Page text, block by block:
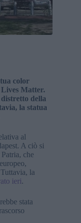
color
Matter.
della
la statua
al
A ciò si
che
la
ieri.
stata